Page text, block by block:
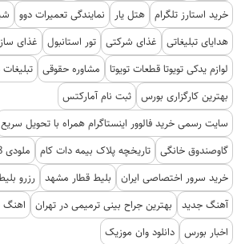
خرید استارز تلگرام هتل یار نمایندگی تعمیرات دوو
هدایای تبلیغاتی
غذای شرکتی تور استانبول غذای
لوازم یدکی تویوتا قطعات تویوتا
مشاوره حقوقی
بهترین کارگزاری بورس ثبت نام آمارکتس
سایت رسمی خرید فالوور اینستاگرام همراه با تحویل سریع
گاوصندوق خانگی تاریخچه پلاک بیمه دات کام
ملودی 98
خرید سرور اختصاصی ایران
بلیط قطار مشهد رزرو
آهنگ جدید
بهترین جراح بینی ترمیمی در تهران اهنگ
اخبار بورس دانلود وان موزیک